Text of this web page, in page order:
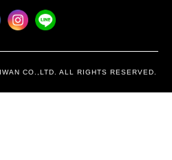
CO.,LTD. ALL RIGHTS RESERVED.